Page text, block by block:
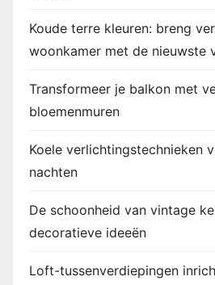
a
i
n
e
r
i
n
Koude terre kleuren: breng
woonkamer met de nieuwste
Transformeer je balkon met
bloemenmuren
Koele verlichtingstechnieken
nachten
De schoonheid van vintage
decoratieve ideeën
Loft-tussenverdiepingen